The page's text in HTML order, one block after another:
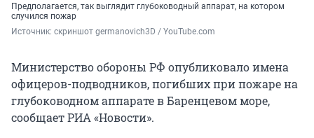
Предполагается, так выглядит глубоководный аппарат, на котором
случился пожар
Источник: скриншот germanovich3D / YouTube.com
Министерство обороны РФ опубликовало имена
офицеров-подводников, погибших при пожаре на
глубоководном аппарате в Баренцевом море,
сообщает РИА «Новости».